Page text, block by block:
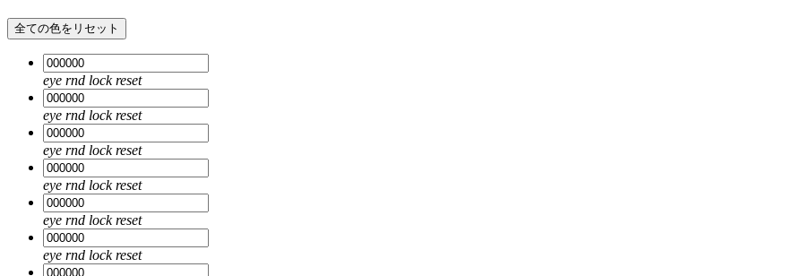
全ての色をリセット
eye rnd lock reset
eye rnd lock reset
eye rnd lock reset
eye rnd lock reset
eye rnd lock reset
eye rnd lock reset